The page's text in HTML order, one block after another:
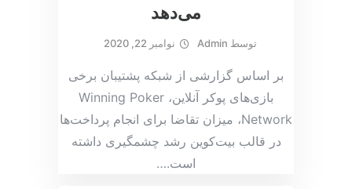
می‌دهد
توسط Admin نوامبر 22, 2020
بر اساس گزارشی از شبکه پشتیبان برخی
بازی‌های پوکر آنلاین، Winning Poker
Network، میزان تقاضا برای انجام پرداخت‌ها
در قالب بیت‌کوین رشد چشمگیری داشته
است.…